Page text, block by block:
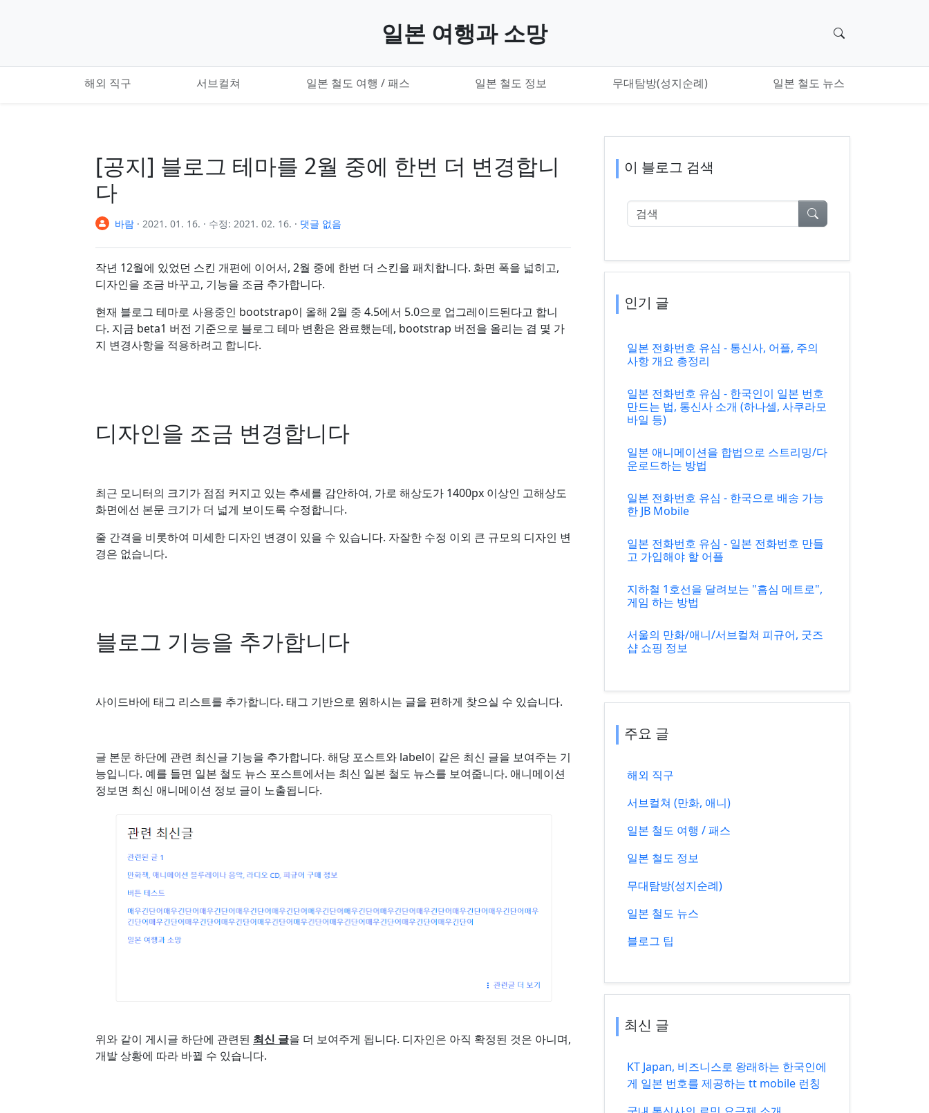
일본 여행과 소망
해외 직구 서브컬쳐 일본 철도 여행 / 패스 일본 철도 정보 무대탐방(성지순례) 일본 철도 뉴스
[공지] 블로그 테마를 2월 중에 한번 더 변경합니
다
바람 · 2021. 01. 16. · 수정: 2021. 02. 16. · 댓글 없음
작년 12월에 있었던 스킨 개편에 이어서, 2월 중에 한번 더 스킨을 패치합니다. 화면 폭을 넓히고,
디자인을 조금 바꾸고, 기능을 조금 추가합니다.
현재 블로그 테마로 사용중인 bootstrap이 올해 2월 중 4.5에서 5.0으로 업그레이드된다고 합니
다. 지금 beta1 버전 기준으로 블로그 테마 변환은 완료했는데, bootstrap 버전을 올리는 겸 몇 가
지 변경사항을 적용하려고 합니다.
디자인을 조금 변경합니다
최근 모니터의 크기가 점점 커지고 있는 추세를 감안하여, 가로 해상도가 1400px 이상인 고해상도
화면에선 본문 크기가 더 넓게 보이도록 수정합니다.
줄 간격을 비롯하여 미세한 디자인 변경이 있을 수 있습니다. 자잘한 수정 이외 큰 규모의 디자인 변
경은 없습니다.
블로그 기능을 추가합니다
사이드바에 태그 리스트를 추가합니다. 태그 기반으로 원하시는 글을 편하게 찾으실 수 있습니다.
글 본문 하단에 관련 최신글 기능을 추가합니다. 해당 포스트와 label이 같은 최신 글을 보여주는 기
능입니다. 예를 들면 일본 철도 뉴스 포스트에서는 최신 일본 철도 뉴스를 보여줍니다. 애니메이션
정보면 최신 애니메이션 정보 글이 노출됩니다.
위와 같이 게시글 하단에 관련된 최신 글을 더 보여주게 됩니다. 디자인은 아직 확정된 것은 아니며,
개발 상황에 따라 바뀔 수 있습니다.
이 블로그 검색
검색
인기 글
일본 전화번호 유심 - 통신사, 어플, 주의
사항 개요 총정리
일본 전화번호 유심 - 한국인이 일본 번호
만드는 법, 통신사 소개 (하나셀, 사쿠라모
바일 등)
일본 애니메이션을 합법으로 스트리밍/다
운로드하는 방법
일본 전화번호 유심 - 한국으로 배송 가능
한 JB Mobile
일본 전화번호 유심 - 일본 전화번호 만들
고 가입해야 할 어플
지하철 1호선을 달려보는 "흠심 메트로",
게임 하는 방법
서울의 만화/애니/서브컬쳐 피규어, 굿즈
샵 쇼핑 정보
주요 글
해외 직구
서브컬쳐 (만화, 애니)
일본 철도 여행 / 패스
일본 철도 정보
무대탐방(성지순례)
일본 철도 뉴스
블로그 팁
최신 글
KT Japan, 비즈니스로 왕래하는 한국인에
게 일본 번호를 제공하는 tt mobile 런칭